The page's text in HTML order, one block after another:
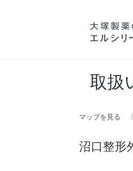
取扱
マップを見る
沼口整形